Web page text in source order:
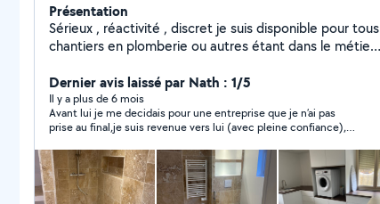
Présentation
Sérieux , réactivité , discret je suis disponible pour tous
chantiers en plomberie ou autres étant dans le métier
connaissance pour mener à bien votre projet. Je suis
équipé pour réaliser soigneusement vos souhaits et
vous satisfaire
Dernier avis laissé par Nath : 1/5
Il y a plus de 6 mois
Avant lui je me decidais pour une entreprise que je n’ai pas
prise au final,je suis revenue vers lui (avec pleine confiance),
(photos nombreuses) aucune rectification ou réparation
correcte avant reagreage,personne n’est venu le lendemain
(samedi)comme prévu, me laissant sans explication.La pose
devenue impossible (sol irregulier aussi)les lames de pvc sol